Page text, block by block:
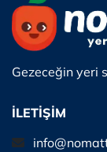
Gezeceğin yeri
İLETİŞİM